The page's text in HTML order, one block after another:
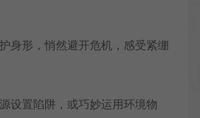
身形，悄然避开危机，感受紧绷
设置陷阱，或巧妙运用环境物